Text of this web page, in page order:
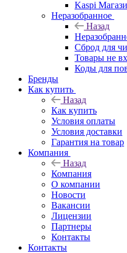
Kaspi
Неразобранное
Назад
Сброд для
Товары не
Коды для
Бренды
Как купить
Назад
Как купить
Условия оплаты
Условия доставки
Гарантия на товар
Компания
Назад
Компания
О компании
Новости
Вакансии
Лицензии
Партнеры
Контакты
Контакты